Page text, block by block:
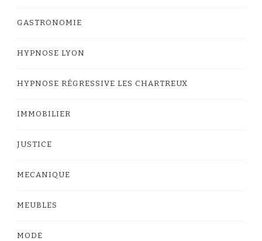
GASTRONOMIE
HYPNOSE LYON
HYPNOSE RÉGRESSIVE LES CHARTREUX
IMMOBILIER
JUSTICE
MECANIQUE
MEUBLES
MODE